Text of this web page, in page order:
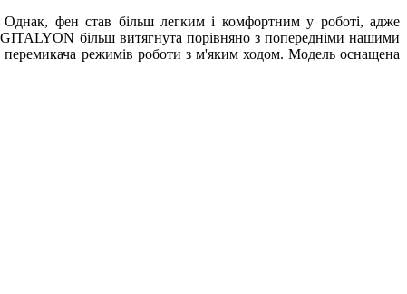
фен став більш легким і комфортним у роботі, адже
більш витягнута порівняно з попередніми нашими
перемикача режимів роботи з м'яким ходом. Модель оснащена